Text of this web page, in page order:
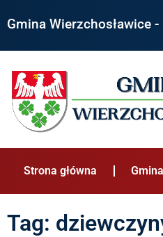
Gmina Wierzchosławice
Strona główna Gmina
Tag: